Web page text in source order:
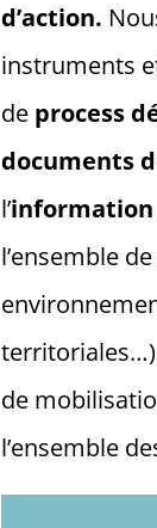
d’action.
instruments
de process
documents
l’information
l’ensemble
de
l’ensemble